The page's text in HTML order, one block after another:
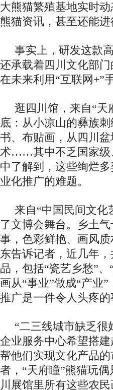
大熊猫繁殖基地实时
熊猫资讯，甚至还能进
事实上，研发这款
还承载着四川文化部
在未来利用“互联网+”
逛四川馆，来自“天
底：从小凉山的彝族
书、布贴画，从四川
术……其中不乏国家级
中了解到，这些绚烂
业化推广的难题。
来自“中国民间文
了文博会舞台。乡土
事，色彩鲜艳、画风
东告诉记者，近几年
品，包括“瓷艺乡愁”
画从“事业”做成“产业
推广是一件令人头疼的
“二三线城市缺乏
企业服务中心希望搭
帮他们实现文化产品
者，“天府瞳”熊猫玩
川展馆里所有这些农